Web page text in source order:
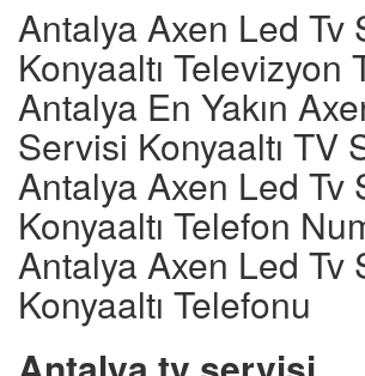
Antalya Axen Led Tv
Konyaaltı Televizyon
Antalya En Yakın
Servisi Konyaaltı TV
Antalya Axen Led Tv
Konyaaltı Telefon
Antalya Axen Led Tv
Konyaaltı Telefonu